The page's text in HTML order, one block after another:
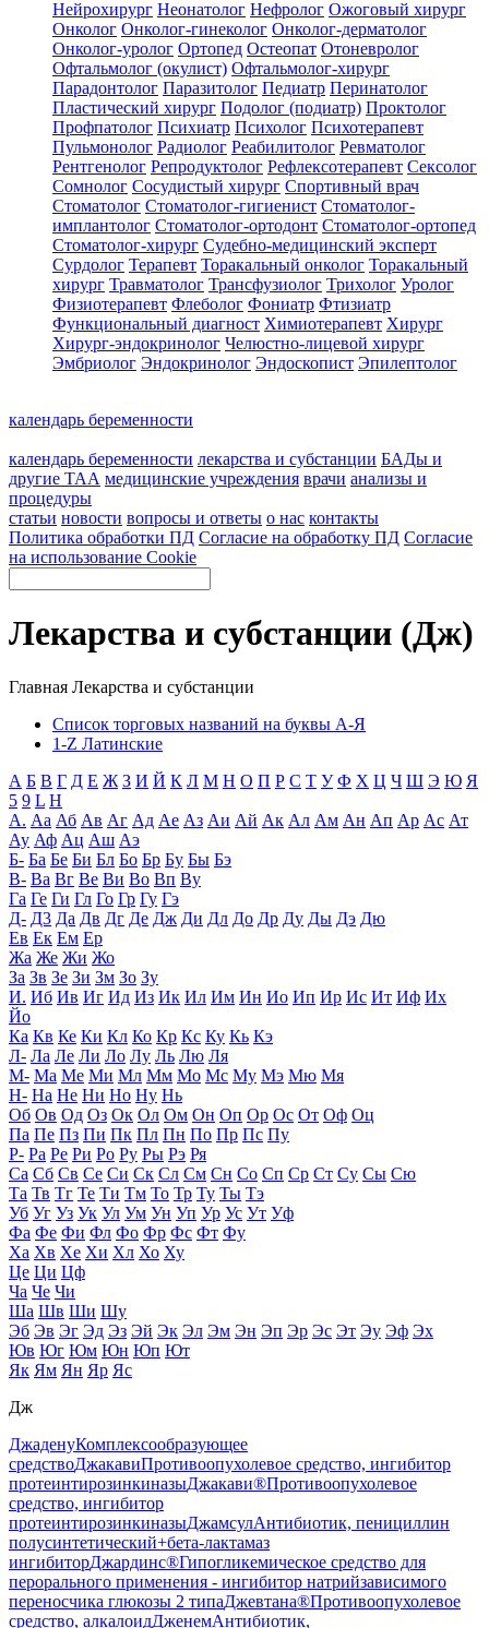
Нейрохирург Неонатолог Нефролог Ожоговый хирург
Онколог Онколог-гинеколог Онколог-дерматолог
Онколог-уролог Ортопед Остеопат Отоневролог
Офтальмолог (окулист) Офтальмолог-хирург
Парадонтолог Паразитолог Педиатр Перинатолог
Пластический хирург Подолог (подиатр) Проктолог
Профпатолог Психиатр Психолог Психотерапевт
Пульмонолог Радиолог Реабилитолог Ревматолог
Рентгенолог Репродуктолог Рефлексотерапевт Сексолог
Сомнолог Сосудистый хирург Спортивный врач
Стоматолог Стоматолог-гигиенист Стоматолог-
имплантолог Стоматолог-ортодонт Стоматолог-ортопед
Стоматолог-хирург Судебно-медицинский эксперт
Сурдолог Терапевт Торакальный онколог Торакальный
хирург Травматолог Трансфузиолог Трихолог Уролог
Физиотерапевт Флеболог Фониатр Фтизиатр
Функциональный диагност Химиотерапевт Хирург
Хирург-эндокринолог Челюстно-лицевой хирург
Эмбриолог Эндокринолог Эндоскопист Эпилептолог
календарь беременности
календарь беременности лекарства и субстанции БАДы и
другие ТАА медицинские учреждения врачи анализы и
процедуры
статьи новости вопросы и ответы о нас контакты
Политика обработки ПД Согласие на обработку ПД Согласие
на использование Cookie
Лекарства и субстанции (Дж)
Главная Лекарства и субстанции
Список торговых названий на буквы А-Я
1-Z Латинские
А Б В Г Д Е Ж З И Й К Л М Н О П Р С Т У Ф Х Ц Ч Ш Э Ю Я
5 9 L H
А. Аа Аб Ав Аг Ад Ае Аз Аи Ай Ак Ал Ам Ан Ап Ар Ас Ат
Ау Аф Ац Аш Аэ
Б- Ба Бе Би Бл Бо Бр Бу Бы Бэ
В- Ва Вг Ве Ви Во Вп Ву
Га Ге Ги Гл Го Гр Гу Гэ
Д- Д3 Да Дв Дг Де Дж Ди Дл До Др Ду Ды Дэ Дю
Ев Ек Ем Ер
Жа Же Жи Жо
За Зв Зе Зи Зм Зо Зу
И. Иб Ив Иг Ид Из Ик Ил Им Ин Ио Ип Ир Ис Ит Иф Их
Йо
Ка Кв Ке Ки Кл Ко Кр Кс Ку Кь Кэ
Л- Ла Ле Ли Ло Лу Ль Лю Ля
М- Ма Ме Ми Мл Мм Мо Мс Му Мэ Мю Мя
Н- На Не Ни Но Ну Нь
Об Ов Од Оз Ок Ол Ом Он Оп Ор Ос От Оф Оц
Па Пе Пз Пи Пк Пл Пн По Пр Пс Пу
Р- Ра Ре Ри Ро Ру Ры Рэ Ря
Са Сб Св Се Си Ск Сл См Сн Со Сп Ср Ст Су Сы Сю
Та Тв Тг Те Ти Тм То Тр Ту Ты Тэ
Уб Уг Уз Ук Ул Ум Ун Уп Ур Ус Ут Уф
Фа Фе Фи Фл Фо Фр Фс Фт Фу
Ха Хв Хе Хи Хл Хо Ху
Це Ци Цф
Ча Че Чи
Ша Шв Ши Шу
Эб Эв Эг Эд Эз Эй Эк Эл Эм Эн Эп Эр Эс Эт Эу Эф Эх
Юв Юг Юм Юн Юп Ют
Як Ям Ян Яр Яс
Дж
ДжаденуКомплексообразующее
средствоДжакавиПротивоопухолевое средство, ингибитор
протеинтирозинкиназыДжакави®Противоопухолевое
средство, ингибитор
протеинтирозинкиназыДжамсулАнтибиотик, пенициллин
полусинтетический+бета-лактамаз
ингибиторДжардинс®Гипогликемическое средство для
перорального применения - ингибитор натрийзависимого
переносчика глюкозы 2 типаДжевтана®Противоопухолевое
средство, алкалоидДженемАнтибиотик,